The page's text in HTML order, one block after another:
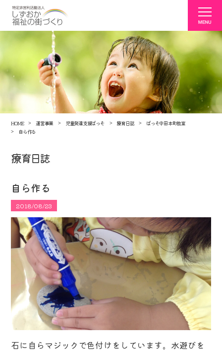
HOME 運営事業 児童発達支援ぱっそ 療育日誌
ぱっそ中田本町教室
自ら作る
療育日誌
自ら作る
2018/08/23
石に自らマジックで色付けをしています。水遊びを